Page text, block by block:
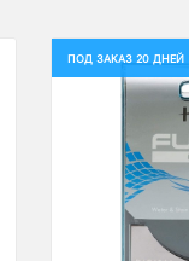
ПОД ЗАКАЗ 20 ДНЕЙ
Previous